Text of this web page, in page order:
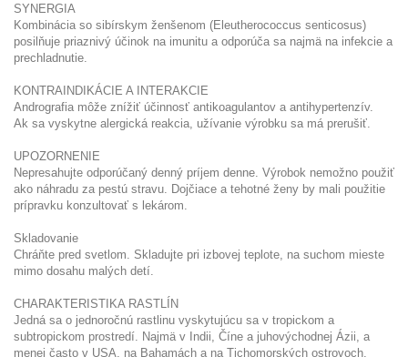
SYNERGIA
Kombinácia so sibírskym ženšenom (Eleutherococcus senticosus)
posilňuje priaznivý účinok na imunitu a odporúča sa najmä na infekcie a
prechladnutie.
KONTRAINDIKÁCIE A INTERAKCIE
Andrografia môže znížiť účinnosť antikoagulantov a antihypertenzív.
Ak sa vyskytne alergická reakcia, užívanie výrobku sa má prerušiť.
UPOZORNENIE
Nepresahujte odporúčaný denný príjem denne. Výrobok nemožno použiť
ako náhradu za pestú stravu. Dojčiace a tehotné ženy by mali použitie
prípravku konzultovať s lekárom.
Skladovanie
Chráňte pred svetlom. Skladujte pri izbovej teplote, na suchom mieste
mimo dosahu malých detí.
CHARAKTERISTIKA RASTLÍN
Jedná sa o jednoročnú rastlinu vyskytujúcu sa v tropickom a
subtropickom prostredí. Najmä v Indii, Číne a juhovýchodnej Ázii, a
menej často v USA, na Bahamách a na Tichomorských ostrovoch.